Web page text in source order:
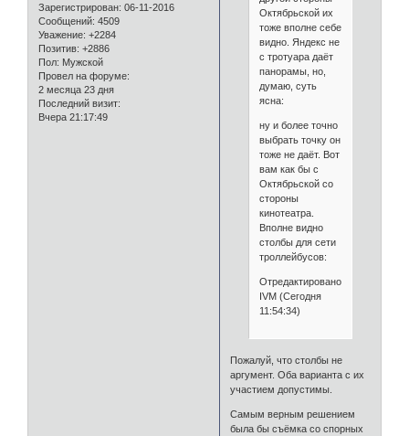
Зарегистрирован: 06-11-2016
Сообщений: 4509
Уважение: +2284
Позитив: +2886
Пол: Мужской
Провел на форуме:
2 месяца 23 дня
Последний визит:
Вчера 21:17:49
Октябрьской их
тоже вполне себе
видно. Яндекс не
с тротуара даёт
панорамы, но,
думаю, суть
ясна:
ну и более точно
выбрать точку он
тоже не даёт. Вот
вам как бы с
Октябрьской со
стороны
кинотеатра.
Вполне видно
столбы для сети
троллейбусов:
Отредактировано
IVM (Сегодня
11:54:34)
Пожалуй, что столбы не
аргумент. Оба варианта с их
участием допустимы.
Самым верным решением
была бы съёмка со спорных